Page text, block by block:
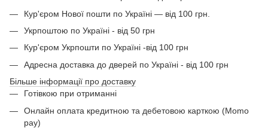
Кур'єром Нової пошти по Україні — від 100 грн.
Укрпоштою по Україні - від 50 грн
Кур'єром Укрпошти по Україні -від 100 грн
Адресна доставка до дверей по Україні - від 100 грн
Більше інформації про доставку
Готівкою при отриманні
Онлайн оплата кредитною та дебетовою карткою (Momo
pay)